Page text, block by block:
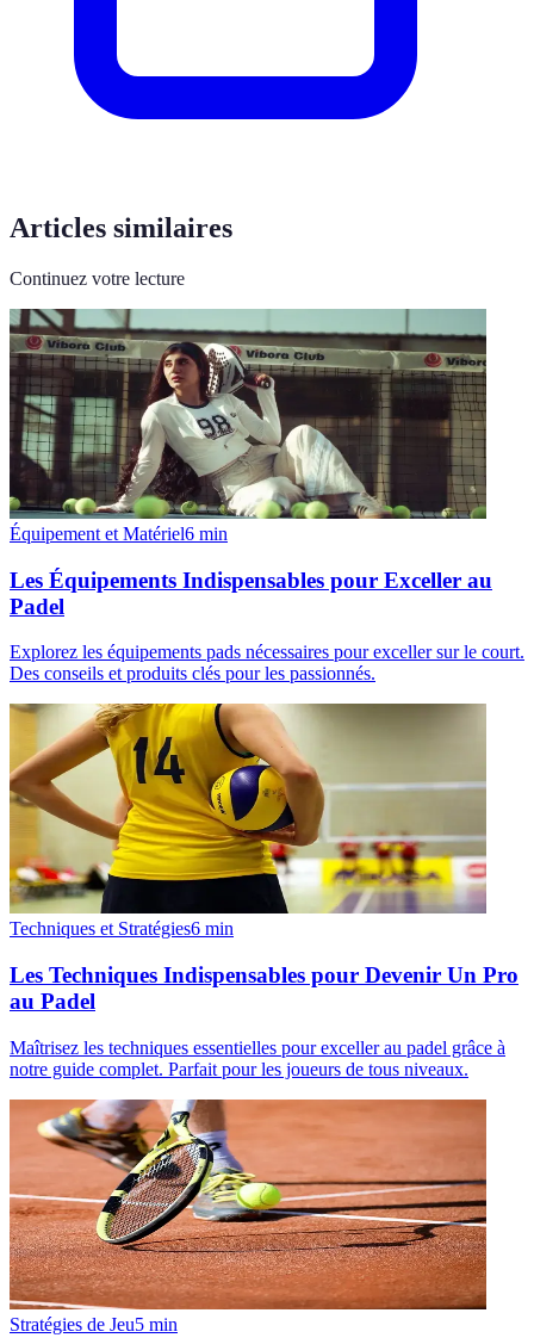
Articles similaires
Continuez votre lecture
Équipement et Matériel6 min
Les Équipements Indispensables pour Exceller au
Padel
Explorez les équipements pads nécessaires pour exceller sur le court.
Des conseils et produits clés pour les passionnés.
Techniques et Stratégies6 min
Les Techniques Indispensables pour Devenir Un Pro
au Padel
Maîtrisez les techniques essentielles pour exceller au padel grâce à
notre guide complet. Parfait pour les joueurs de tous niveaux.
Stratégies de Jeu5 min